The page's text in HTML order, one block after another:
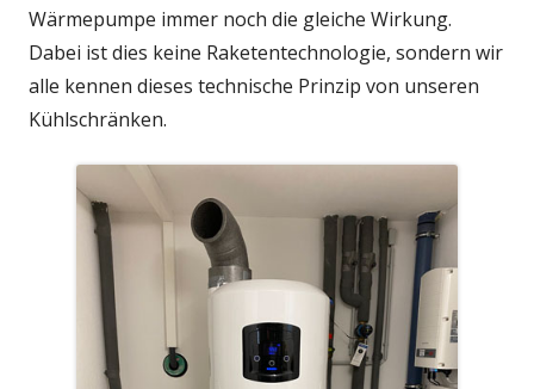
Wärmepumpe immer noch die gleiche Wirkung.
Dabei ist dies keine Raketentechnologie, sondern wir
alle kennen dieses technische Prinzip von unseren
Kühlschränken.